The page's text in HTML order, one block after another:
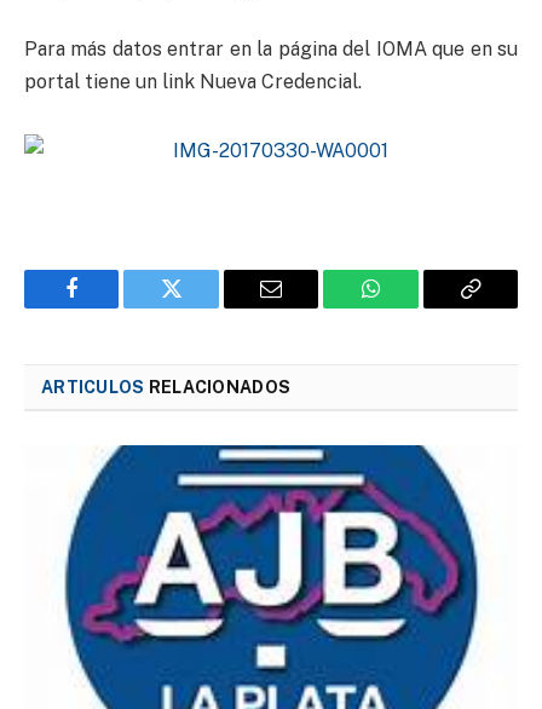
Para más datos entrar en la página del IOMA que en su
portal tiene un link Nueva Credencial.
Facebook Twitter Email WhatsApp Copy
ARTICULOS RELACIONADOS